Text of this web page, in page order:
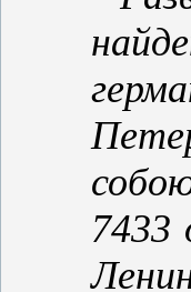
7433